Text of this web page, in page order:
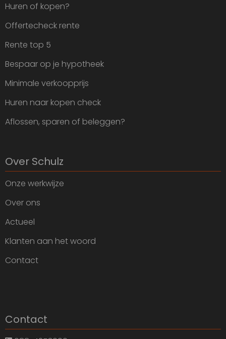
Huren of kopen?
Offertecheck rente
Rente top 5
Bespaar op je hypotheek
Minimale verkoopprijs
Huren naar kopen check
Aflossen, sparen of beleggen?
Over Schulz
Onze werkwijze
Over ons
Actueel
Klanten aan het woord
Contact
Contact